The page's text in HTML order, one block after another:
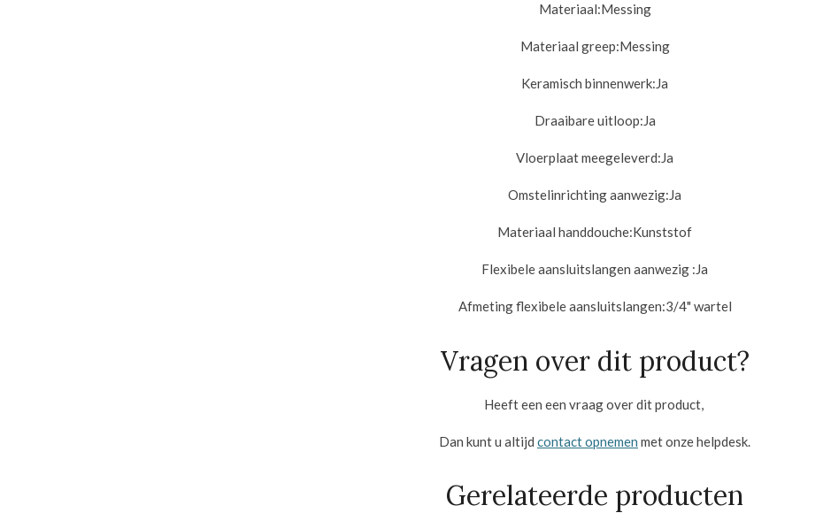
Materiaal:Messing
Materiaal greep:Messing
Keramisch binnenwerk:Ja
Draaibare uitloop:Ja
Vloerplaat meegeleverd:Ja
Omstelinrichting aanwezig:Ja
Materiaal handdouche:Kunststof
Flexibele aansluitslangen aanwezig :Ja
Afmeting flexibele aansluitslangen:3/4" wartel
Vragen over dit product?
Heeft een een vraag over dit product,
Dan kunt u altijd contact opnemen met onze helpdesk.
Gerelateerde producten